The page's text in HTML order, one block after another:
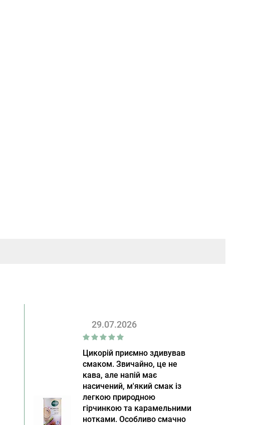
29.07.2026
Цикорій приємно здивував
смаком. Звичайно, це не
кава, але напій має
насичений, м'який смак із
легкою природною
гірчинкою та карамельними
нотками. Особливо смачно